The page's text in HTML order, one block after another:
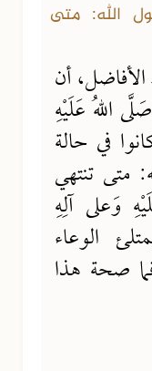
الله: متى
أن
اللهُ عَلَيْهِ
في حالة
متى تنتهي
وَعلى آلِهِ
الوعاء
صحة هذا